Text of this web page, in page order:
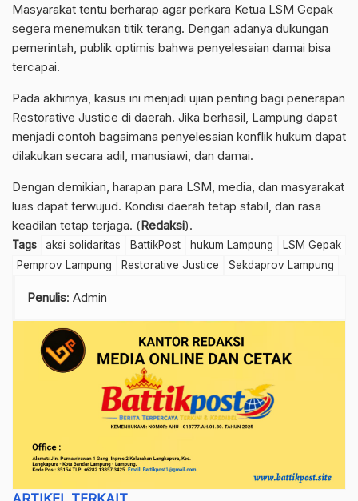
Masyarakat tentu berharap agar perkara Ketua LSM Gepak
segera menemukan titik terang. Dengan adanya dukungan
pemerintah, publik optimis bahwa penyelesaian damai bisa
tercapai.
Pada akhirnya, kasus ini menjadi ujian penting bagi penerapan
Restorative Justice di daerah. Jika berhasil, Lampung dapat
menjadi contoh bagaimana penyelesaian konflik hukum dapat
dilakukan secara adil, manusiawi, dan damai.
Dengan demikian, harapan para LSM, media, dan masyarakat
luas dapat terwujud. Kondisi daerah tetap stabil, dan rasa
keadilan tetap terjaga. (Redaksi).
Tags aksi solidaritas BattikPost hukum Lampung
LSM Gepak
Pemprov Lampung
Restorative Justice Sekdaprov Lampung
Penulis: Admin